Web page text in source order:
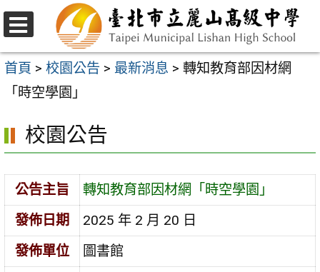
跳
至
主
容
區
選
單
首頁 > 校園公告 > 最新消息 > 轉知教育部因材網
「時空學園」
校園公告
公告主旨
轉知教育部因材網「時空學園」
發佈日期
2025 年 2 月 20 日
發佈單位
圖書館